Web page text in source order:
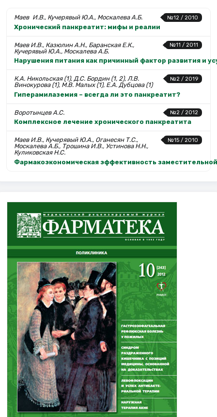
№12 / 2010
Маев И.В., Кучерявый Ю.А., Москалева А.Б.
Хронический панкреатит: мифы и реалии
№11 / 2011
Маев И.В., Казюлин А.Н., Баранская Е.К.,
Кучерявый Ю.А., Москалева А.Б.
Нарушения питания как причинный фактор развития и
№2 / 2019
К.А. Никольская (1), Д.С. Бордин (1, 2), Л.В.
Винокурова (1), М.В. Малых (1), Е.А. Дубцова (1)
Гиперамилаземия – всегда ли это панкреатит?
№2 / 2012
Воротынцев А.С.
Комплексное лечение хронического панкреатита
№15 / 2010
Маев И.В., Кучерявый Ю.А., Оганесян Т.С.,
Москалева А.Б., Трошина И.В., Устинова Н.Н.,
Куликовская Н.С.
Фармакоэкономическая эффективность